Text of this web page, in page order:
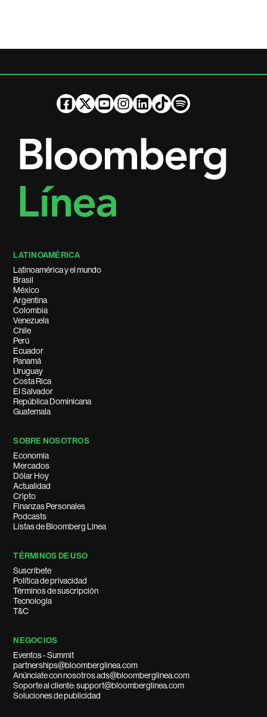
LATINOAMÉRICA
Latinoamérica y el mundo
Brasil
México
Argentina
Colombia
Venezuela
Chile
Perú
Ecuador
Panamá
Uruguay
Costa Rica
El Salvador
República Dominicana
Guatemala
SOBRE NOSOTROS
Economía
Mercados
Dólar Hoy
Actualidad
Cripto
Finanzas Personales
Podcasts
Listas de Bloomberg Línea
TÉRMINOS DE USO
Suscríbete
Política de privacidad
Términos de suscripción
Tecnología
T&C
NEGOCIOS
Eventos - Summit
partnerships@bloomberglinea.com
Anúnciate con nosotros ads@bloomberglinea.com
Soporte al cliente: support@bloomberglinea.com
Soluciones de publicidad